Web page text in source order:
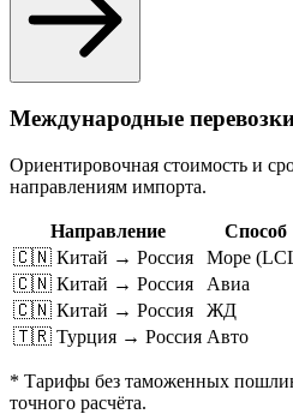
Международные
Ориентировочная стоимость и
направлениям импорта.
Направление Способ
🇨🇳 Китай → Россия
Море
🇨🇳 Китай → Россия
Авиа
🇨🇳 Китай → Россия
ЖД
🇹🇷 Турция → Россия Авто
* Тарифы без таможенных
точного расчёта.